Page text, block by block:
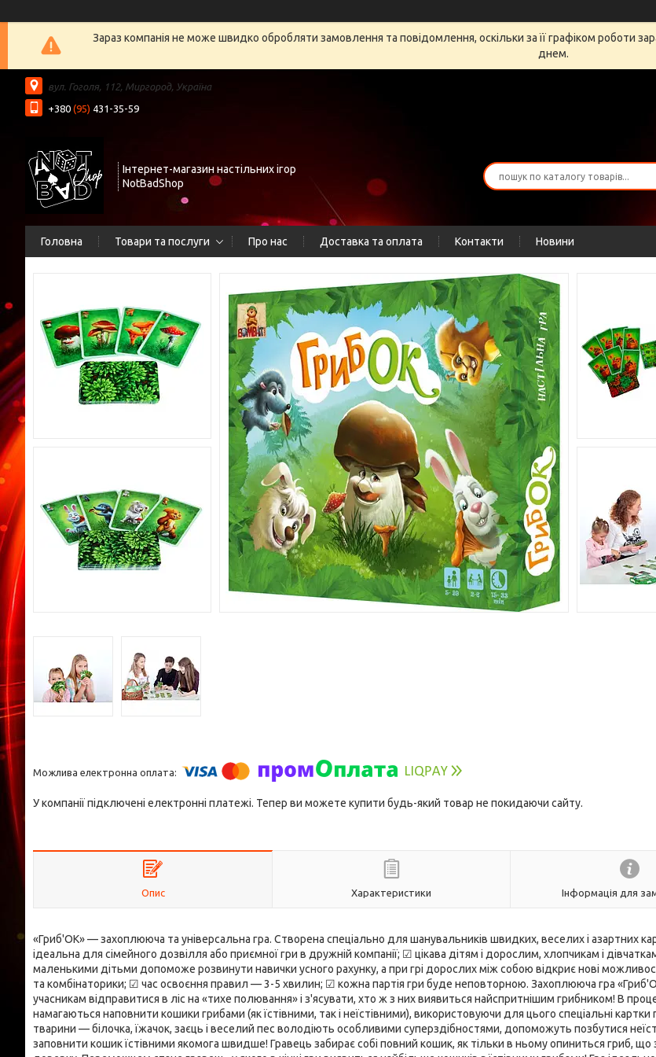
Зараз компанія не може швидко обробляти замовлення та повідомлення, оскільки за її графіком роботи
днем.
вул. Гоголя, 112, Миргород, Україна
+380 (95) 431-35-59
Інтернет-магазин настільних ігор
NotBadShop
Головна Товари та послуги Про нас Доставка та оплата Контакти Новини
У компанії підключені електронні платежі. Тепер ви можете купити будь-який товар не покидаючи сайту.
Опис Характеристики Інформація для
«Гриб'ОК» — захоплююча та універсальна гра. Створена спеціально для шанувальників швидких, веселих і азартних
ідеальна для сімейного дозвілля або приємної гри в дружній компанії; ☑ цікава дітям і дорослим, хлопчикам і
маленькими дітьми допоможе розвинути навички усного рахунку, а при грі дорослих між собою відкриє нові
та комбінаторики; ☑ час освоєння правил — 3-5 хвилин; ☑ кожна партія гри буде неповторною. Захоплююча гра
учасникам відправитися в ліс на «тихе полювання» і з'ясувати, хто ж з них виявиться найспритнішим грибником! В
намагаються наповнити кошики грибами (як їстівними, так і неїстівними), використовуючи для цього спеціальні картки
тварини — білочка, їжачок, заєць і веселий пес володіють особливими суперздібностями, допоможуть позбутися
заповнити кошик їстівними якомога швидше! Гравець забирає собі повний кошик, як тільки в ньому опиниться гриб,